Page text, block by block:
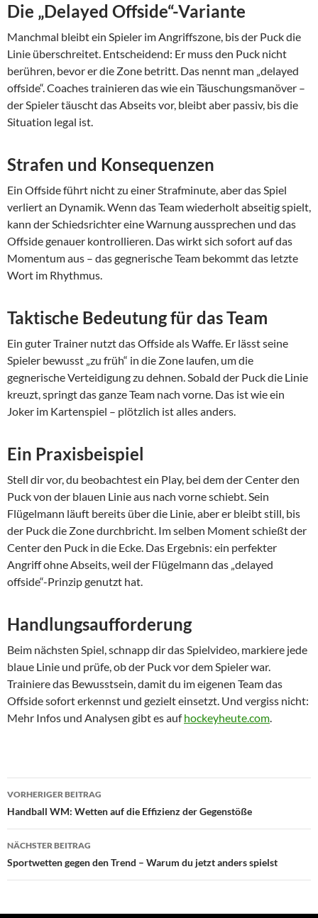
Die „Delayed Offside“-Variante
Manchmal bleibt ein Spieler im Angriffszone, bis der Puck die
Linie überschreitet. Entscheidend: Er muss den Puck nicht
berühren, bevor er die Zone betritt. Das nennt man „delayed
offside“. Coaches trainieren das wie ein Täuschungsmanöver –
der Spieler täuscht das Abseits vor, bleibt aber passiv, bis die
Situation legal ist.
Strafen und Konsequenzen
Ein Offside führt nicht zu einer Strafminute, aber das Spiel
verliert an Dynamik. Wenn das Team wiederholt abseitig spielt,
kann der Schiedsrichter eine Warnung aussprechen und das
Offside genauer kontrollieren. Das wirkt sich sofort auf das
Momentum aus – das gegnerische Team bekommt das letzte
Wort im Rhythmus.
Taktische Bedeutung für das Team
Ein guter Trainer nutzt das Offside als Waffe. Er lässt seine
Spieler bewusst „zu früh“ in die Zone laufen, um die
gegnerische Verteidigung zu dehnen. Sobald der Puck die Linie
kreuzt, springt das ganze Team nach vorne. Das ist wie ein
Joker im Kartenspiel – plötzlich ist alles anders.
Ein Praxisbeispiel
Stell dir vor, du beobachtest ein Play, bei dem der Center den
Puck von der blauen Linie aus nach vorne schiebt. Sein
Flügelmann läuft bereits über die Linie, aber er bleibt still, bis
der Puck die Zone durchbricht. Im selben Moment schießt der
Center den Puck in die Ecke. Das Ergebnis: ein perfekter
Angriff ohne Abseits, weil der Flügelmann das „delayed
offside“-Prinzip genutzt hat.
Handlungsaufforderung
Beim nächsten Spiel, schnapp dir das Spielvideo, markiere jede
blaue Linie und prüfe, ob der Puck vor dem Spieler war.
Trainiere das Bewusstsein, damit du im eigenen Team das
Offside sofort erkennst und gezielt einsetzt. Und vergiss nicht:
Mehr Infos und Analysen gibt es aufhockeyheute.com.
Beitragsnavigation
VORHERIGER BEITRAG
Handball WM: Wetten auf die Effizienz der Gegenstöße
NÄCHSTER BEITRAG
Sportwetten gegen den Trend – Warum du jetzt anders spielst